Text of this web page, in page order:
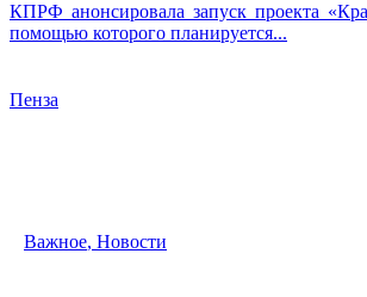
КПРФ анонсировала запуск проекта
помощью которого планируется...
Пенза
Важное, Новости